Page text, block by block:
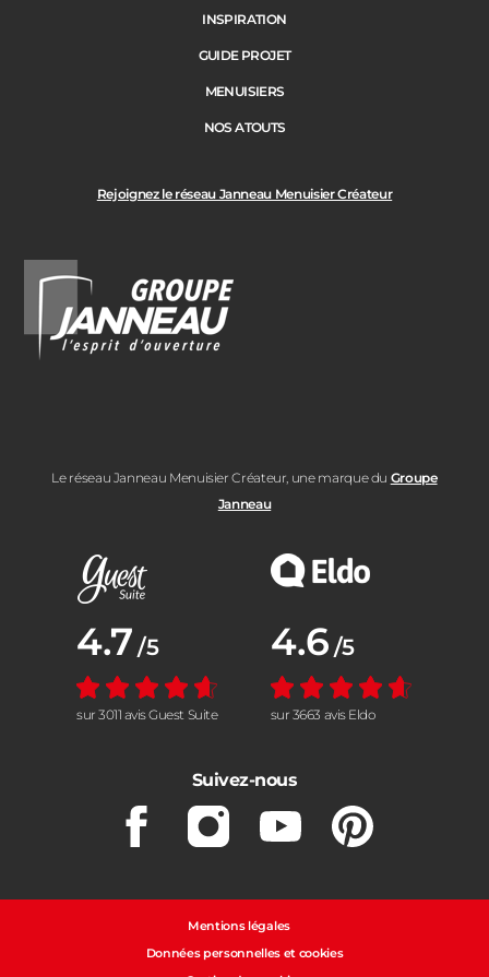
Rejoignez le réseau Janneau Menuisier Créateur
Le réseau Janneau Menuisier Créateur, une marque du Groupe
Janneau
INSPIRATION
GUIDE PROJET
MENUISIERS
NOS ATOUTS
Note moyenne :
4.7 /5
sur 3011 avis Guest Suite
Note moyenne :
4.6 /5
sur 3663 avis Eldo
Suivez-nous
FacebookInstagramYoutubePinterest
Mentions légales
Données personnelles et cookies